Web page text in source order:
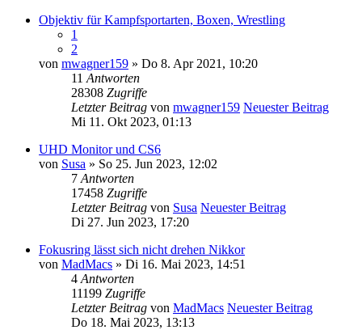
Objektiv für Kampfsportarten, Boxen, Wrestling
1
2
von mwagner159 » Do 8. Apr 2021, 10:20
11 Antworten
28308 Zugriffe
Letzter Beitrag von mwagner159 Neuester Beitrag
Mi 11. Okt 2023, 01:13
UHD Monitor und CS6
von Susa » So 25. Jun 2023, 12:02
7 Antworten
17458 Zugriffe
Letzter Beitrag von Susa Neuester Beitrag
Di 27. Jun 2023, 17:20
Fokusring lässt sich nicht drehen Nikkor
von MadMacs » Di 16. Mai 2023, 14:51
4 Antworten
11199 Zugriffe
Letzter Beitrag von MadMacs Neuester Beitrag
Do 18. Mai 2023, 13:13